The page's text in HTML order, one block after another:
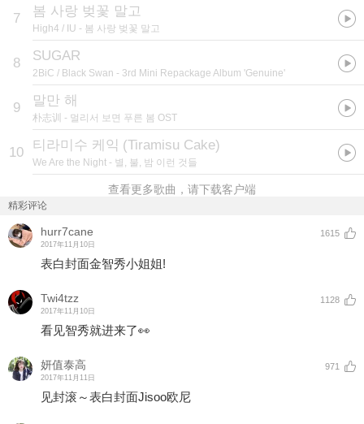
7 봄 사랑 벚꽃 말고
High4 / IU - 봄 사랑 벚꽃 말고
8 SUGAR
2BiC / Black Swan - 3rd Mini Repackage Album 'Genuine'
9 말만 해
朴志训 - 멀리서 보면 푸른 봄 OST
10 티라미수 케익 (Tiramisu Cake)
We Are the Night - 별, 불, 밤 이런 것들
查看更多歌曲，请下载客户端
精彩评论
hurr7cane
2017年11月10日
1615
表白封面金智秀小姐姐!
Twi4tzz
2017年11月10日
1128
看见智秀就进来了👀
妍值泰高
2017年11月11日
971
见封滚～表白封面Jisoo欧尼